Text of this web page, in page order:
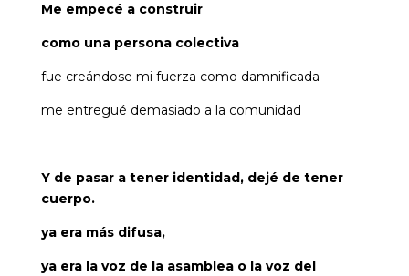
Me empecé a construir
como una persona colectiva
fue creándose mi fuerza como damnificada
me entregué demasiado a la comunidad
Y de pasar a tener identidad, dejé de tener
cuerpo.
ya era más difusa,
ya era la voz de la asamblea o la voz del